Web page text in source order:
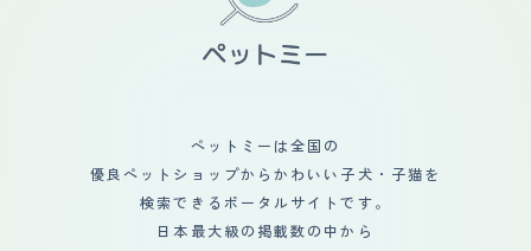
ペットミーは全国の
優良ペットショップからかわいい子犬・子猫を
検索できるポータルサイトです。
日本最大級の掲載数の中から